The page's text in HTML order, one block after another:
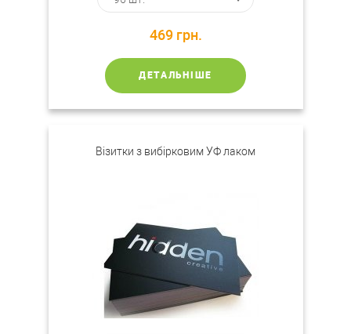
469 грн.
ДЕТАЛЬНІШЕ
Візитки з вибірковим УФ лаком